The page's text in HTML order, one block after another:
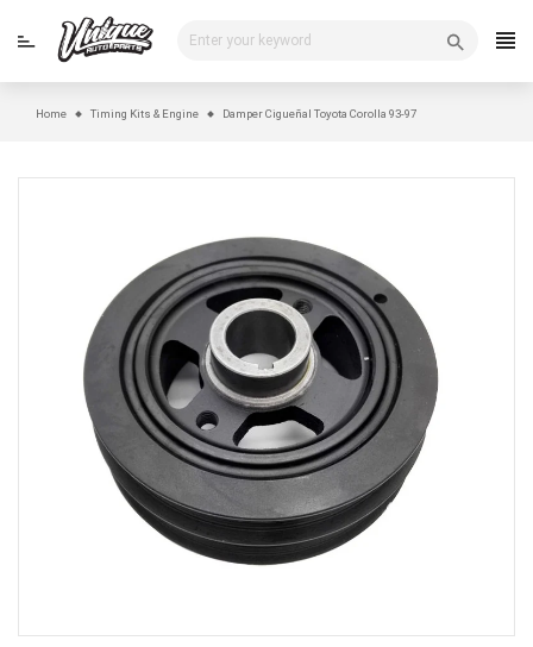
Home Timing Kits & Engine Damper Cigueñal Toyota Corolla 93-97